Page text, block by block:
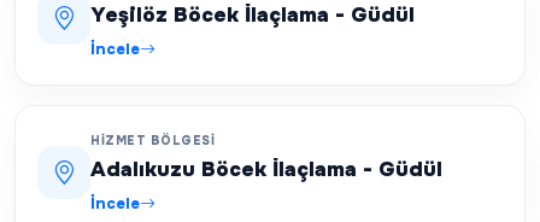
Yeşilöz Böcek İlaçlama - Güdül
İncele
HIZMET BÖLGESI
Adalıkuzu Böcek İlaçlama - Güdül
İncele